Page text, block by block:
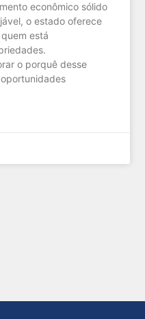
econômico sólido
o estado oferece
está
o porquê desse